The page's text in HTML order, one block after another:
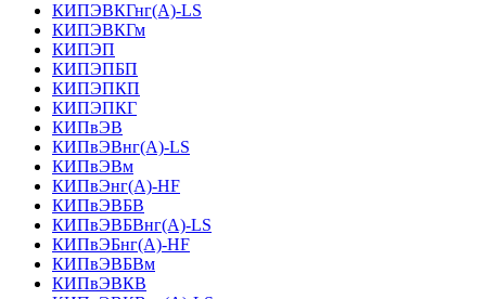
КИПЭВКГнг(А)-LS
КИПЭВКГм
КИПЭП
КИПЭПБП
КИПЭПКП
КИПЭПКГ
КИПвЭВ
КИПвЭВнг(А)-LS
КИПвЭВм
КИПвЭнг(А)-HF
КИПвЭВБВ
КИПвЭВБВнг(А)-LS
КИПвЭБнг(А)-HF
КИПвЭВБВм
КИПвЭВКВ